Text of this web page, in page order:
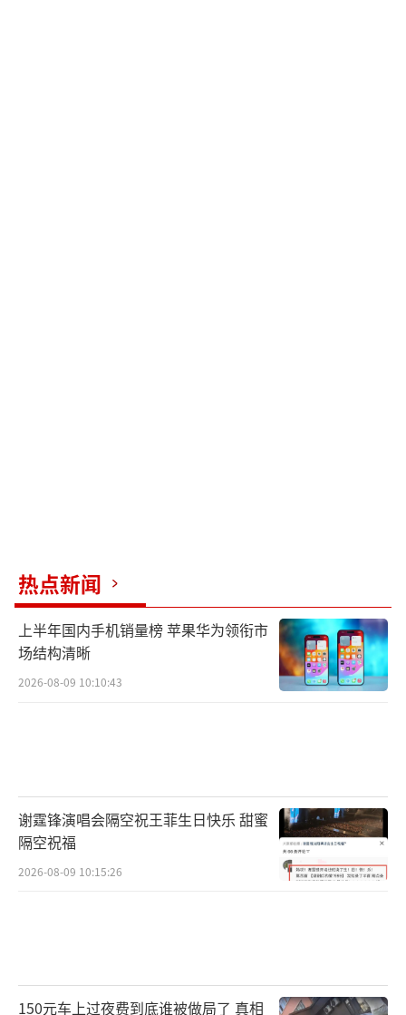
热点新闻
上半年国内手机销量榜 苹果华为领衔市
场结构清晰
2026-08-09 10:10:43
谢霆锋演唱会隔空祝王菲生日快乐 甜蜜
隔空祝福
2026-08-09 10:15:26
150元车上过夜费到底谁被做局了 真相